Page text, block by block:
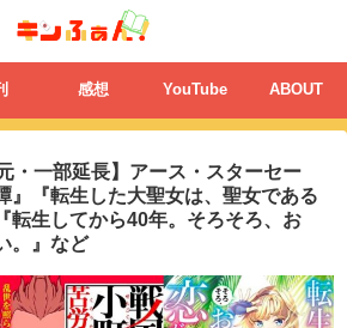
感想 YouTube ABOUT
・一部延長】アース・スターセー
』『転生した大聖女は、聖女である
転生してから40年。そろそろ、お
。』など